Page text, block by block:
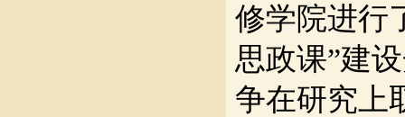
修学院进行
思政课”建
争在研究上